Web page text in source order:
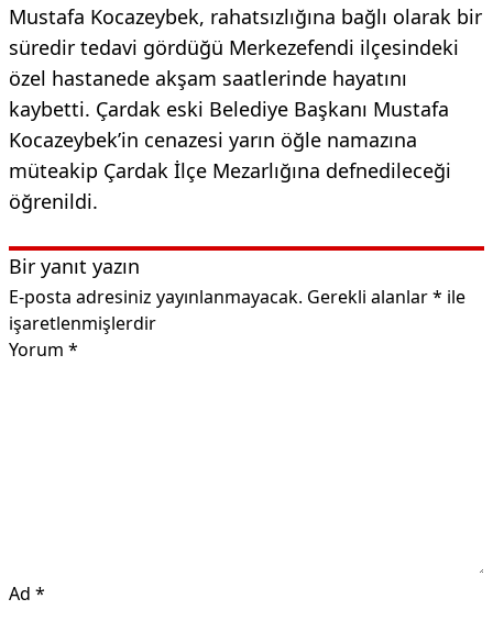
Mustafa Kocazeybek, rahatsızlığına bağlı olarak bir
süredir tedavi gördüğü Merkezefendi ilçesindeki
özel hastanede akşam saatlerinde hayatını
kaybetti. Çardak eski Belediye Başkanı Mustafa
Kocazeybek’in cenazesi yarın öğle namazına
müteakip Çardak İlçe Mezarlığına defnedileceği
öğrenildi.
Bir yanıt yazın
E-posta adresiniz yayınlanmayacak. Gerekli alanlar* ile
işaretlenmişlerdir
Yorum *
Ad *